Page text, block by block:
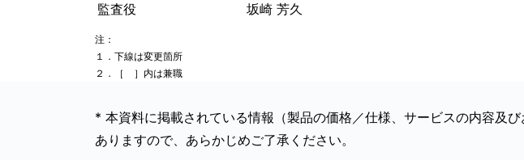
監査役
坂崎 芳久
注：
１．下線は変更箇所
２．［ ］内は兼職
* 本資料に掲載されている情報（製品の価格／仕様、サービスの内容及
ありますので、あらかじめご了承ください。